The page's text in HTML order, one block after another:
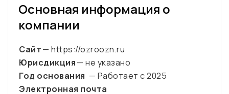
Основная информация о
компании
Сайт— https://ozroozn.ru
Юрисдикция— не указано
Год основания — Работает с2025
Электронная почта